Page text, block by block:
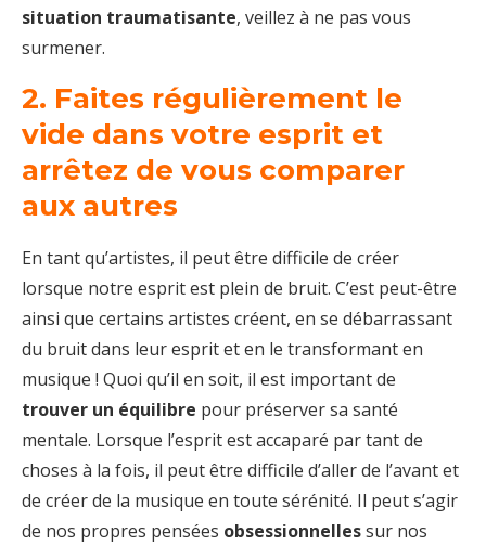
situation traumatisante, veillez à ne pas vous
surmener.
2. Faites régulièrement le
vide dans votre esprit et
arrêtez de vous comparer
aux autres
En tant qu’artistes, il peut être difficile de créer
lorsque notre esprit est plein de bruit. C’est peut-être
ainsi que certains artistes créent, en se débarrassant
du bruit dans leur esprit et en le transformant en
musique ! Quoi qu’il en soit, il est important de
trouver un équilibre pour préserver sa santé
mentale. Lorsque l’esprit est accaparé par tant de
choses à la fois, il peut être difficile d’aller de l’avant et
de créer de la musique en toute sérénité. Il peut s’agir
de nos propres pensées obsessionnellessur nos